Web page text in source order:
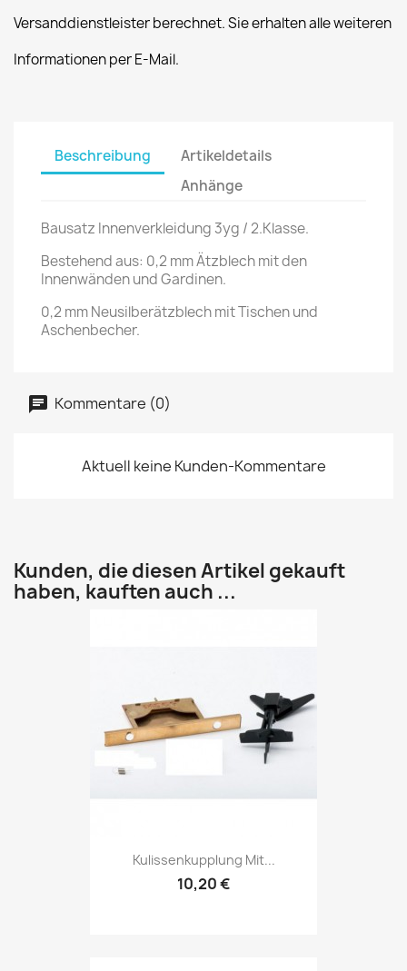
Versanddienstleister berechnet. Sie erhalten alle weiteren
Informationen per E-Mail.
Beschreibung
Artikeldetails
Anhänge
Bausatz Innenverkleidung 3yg / 2.Klasse.
Bestehend aus: 0,2 mm Ätzblech mit den
Innenwänden und Gardinen.
0,2 mm Neusilberätzblech mit Tischen und
Aschenbecher.
Kommentare (0)
Aktuell keine Kunden-Kommentare
Kunden, die diesen Artikel gekauft
haben, kauften auch ...
Kulissenkupplung Mit...
10,20 €